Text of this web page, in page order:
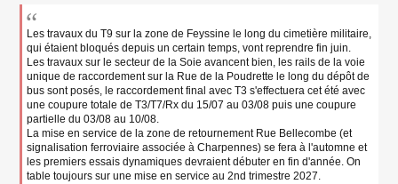
e
Les travaux du T9 sur la zone de Feyssine le long du cimetière militaire,
qui étaient bloqués depuis un certain temps, vont reprendre fin juin.
Les travaux sur le secteur de la Soie avancent bien, les rails de la voie
unique de raccordement sur la Rue de la Poudrette le long du dépôt de
bus sont posés, le raccordement final avec T3 s'effectuera cet été avec
une coupure totale de T3/T7/Rx du 15/07 au 03/08 puis une coupure
partielle du 03/08 au 10/08.
La mise en service de la zone de retournement Rue Bellecombe (et
signalisation ferroviaire associée à Charpennes) se fera à l'automne et
les premiers essais dynamiques devraient débuter en fin d'année. On
table toujours sur une mise en service au 2nd trimestre 2027.